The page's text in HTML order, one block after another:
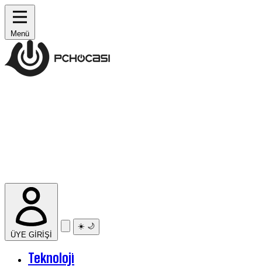
Menü
ÜYE GİRİŞİ
☀️ 🌙
Teknoloji